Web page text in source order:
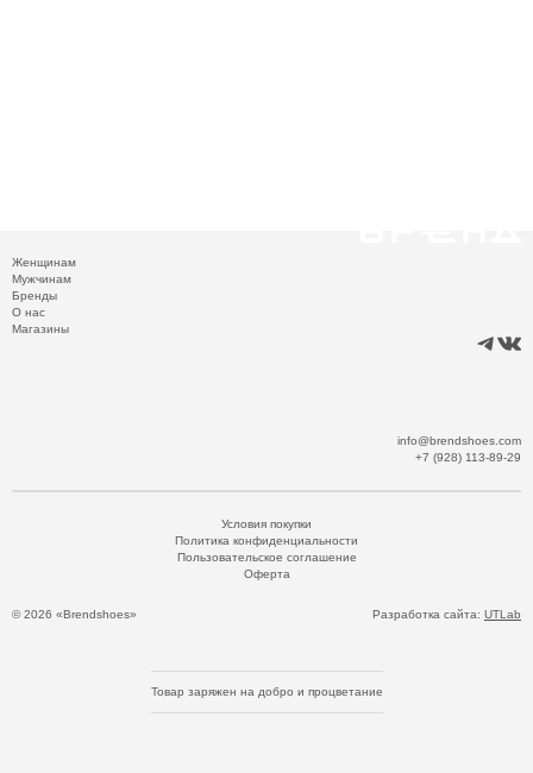
Женщинам
Мужчинам
Бренды
О нас
Магазины
info@brendshoes.com
+7 (928) 113-89-29
© 2026 «Brendshoes»
Условия покупки
Политика конфиденциальности
Пользовательское соглашение
Оферта
Разработка сайта: UTLab
Товар заряжен на добро и процветание